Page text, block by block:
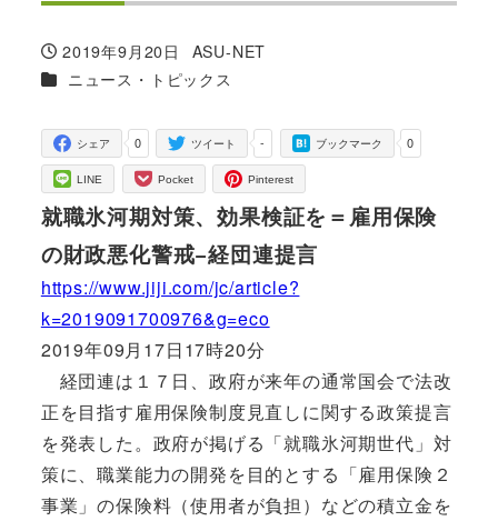
投稿日
2019年9月20日
著
者
ASU-NET
カテゴリー
ニュース・トピックス
0
シェア -
ツイート 0
ブックマーク
LINE Pocket Pinterest
就職氷河期対策、効果検証を＝雇用保険
の財政悪化警戒−経団連提言
https://www.jiji.com/jc/article?
k=2019091700976&g=eco
2019年09月17日17時20分
経団連は１７日、政府が来年の通常国会で法改
正を目指す雇用保険制度見直しに関する政策提言
を発表した。政府が掲げる「就職氷河期世代」対
策に、職業能力の開発を目的とする「雇用保険２
事業」の保険料（使用者が負担）などの積立金を